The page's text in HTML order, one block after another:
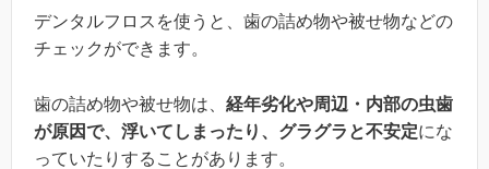
デンタルフロスを使うと、歯の詰め物や被せ物などの
チェックができます。
歯の詰め物や被せ物は、 経年劣化や周辺・内部の虫歯
が原因で、浮いてしまったり、グラグラと不安定にな
っていたりすることがあります。